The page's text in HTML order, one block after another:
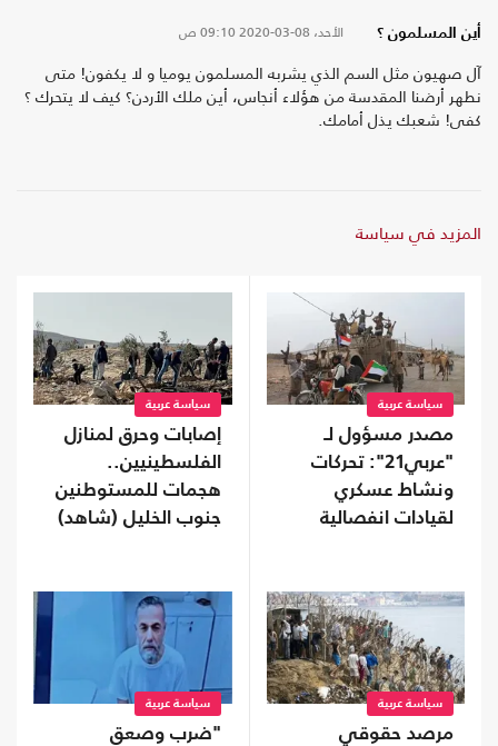
أين المسلمون ؟ الأحد، 08-03-2020 09:10 ص
آل صهيون مثل السم الذي يشربه المسلمون يوميا و لا يكفون! متى
نطهر أرضنا المقدسة من هؤلاء أنجاس، أين ملك الأردن؟ كيف لا يتحرك ؟
كفى! شعبك يذل أمامك.
المزيد في سياسة
سياسة عربية
مصدر مسؤول لـ
"عربي21": تحركات
ونشاط عسكري
لقيادات انفصالية
سياسة عربية
إصابات وحرق لمنازل
الفلسطينيين..
هجمات للمستوطنين
جنوب الخليل (شاهد)
سياسة عربية
مرصد حقوقي
سياسة عربية
"ضرب وصعق